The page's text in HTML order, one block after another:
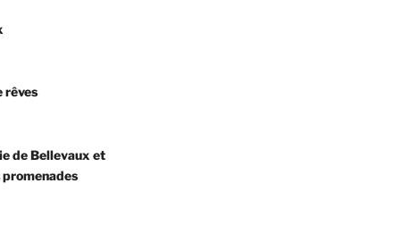
rêves
de Bellevaux et
promenades